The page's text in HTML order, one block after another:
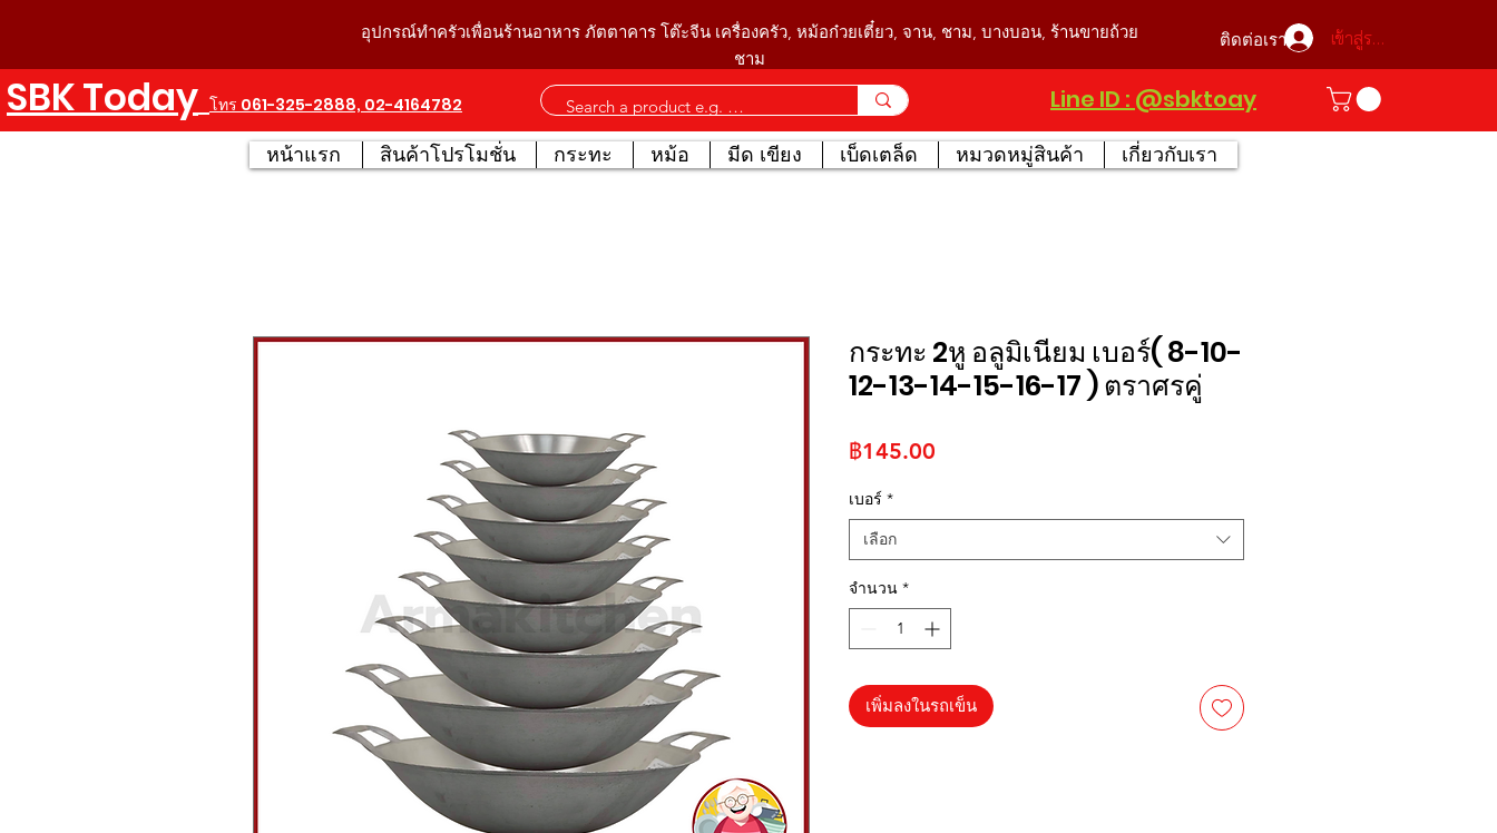
อุปกรณ์ทำครัวเพื่อนร้านอาหาร ภัตตาคาร โต๊ะจีน เครื่องครัว, หม้อก๋วยเตี๋ยว, จาน, ชาม, บางบอน, ร้านขายถ้วย
ชาม
เข้าสู่ระบบ
ติดต่อเรา
SBK Today โทร 061-325-2888, 02-4164782 Line ID : @sbktoay
หน้าแรก สินค้าโปรโมชั่น กระทะ หม้อ มีด เขียง เบ็ดเตล็ด หมวดหมู่สินค้า เกี่ยวกับเรา
กระทะ 2หู อลูมิเนียม เบอร์( 8-10-
12-13-14-15-16-17 ) ตราศรคู่
฿145.00
เบอร์ *
เลือก
จำนวน *
เพิ่มลงในรถเข็น